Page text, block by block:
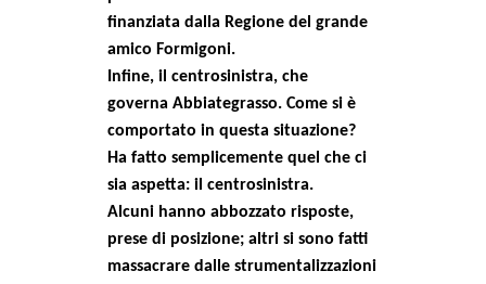
finanziata dalla Regione del grande
amico Formigoni.
Infine, il centrosinistra, che
governa Abbiategrasso. Come si è
comportato in questa situazione?
Ha fatto semplicemente quel che ci
sia aspetta: il centrosinistra.
Alcuni hanno abbozzato risposte,
prese di posizione; altri si sono fatti
massacrare dalle strumentalizzazioni